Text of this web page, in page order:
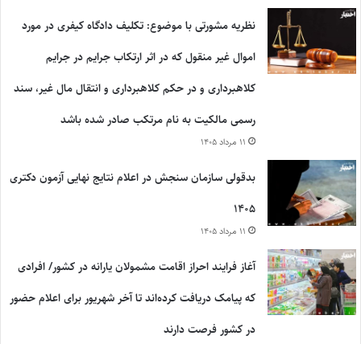
نظریه مشورتی با موضوع: تکلیف دادگاه کیفری در مورد
اموال غیر منقول که در اثر ارتکاب جرایم در جرایم
کلاهبرداری و در حکم کلاهبرداری و انتقال مال غیر، سند
رسمی مالکیت به نام مرتکب صادر شده باشد
۱۱ مرداد ۱۴۰۵
بدقولی سازمان سنجش در اعلام نتایج نهایی آزمون دکتری
۱۴۰۵
۱۱ مرداد ۱۴۰۵
آغاز فرایند احراز اقامت مشمولان یارانه در کشور/ افرادی
که پیامک دریافت کرده‌اند تا آخر شهریور برای اعلام حضور
در کشور فرصت دارند